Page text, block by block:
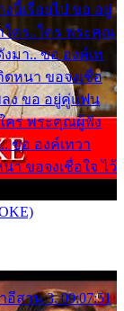
งนี้เรื่อยไป ขอ อยู่
ใคร..ใคร พระคุณ
มา.. ขอ องค์เท
หนา ขอจงเชื่อ
ลง ขอ อยู่คู่แฟน
ใคร พระคุณผู้ฟัง
ขอ องค์เทวา
ขอจงเชื่อใจ ไว้
อีสาน 3. 00:07:51